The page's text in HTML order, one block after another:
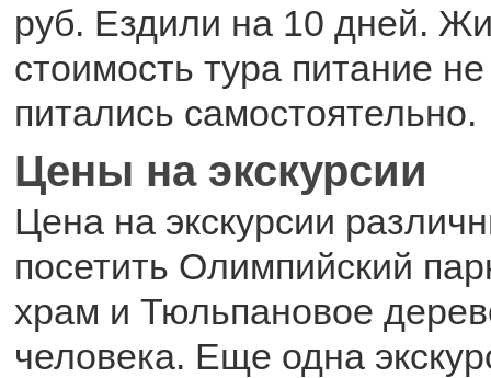
руб. Ездили на 10 дней.
стоимость тура питание
питались самостоятельно.
Цены на экскурсии
Цена на экскурсии
посетить Олимпийский
храм и Тюльпановое
человека. Еще одна